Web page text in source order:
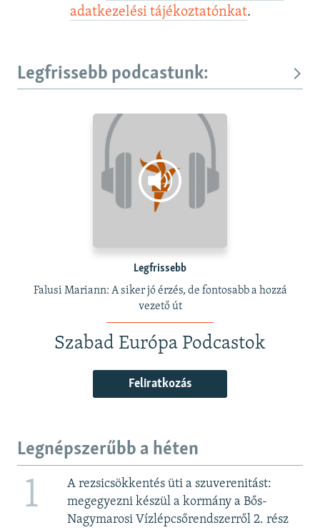
adatkezelési tájékoztatónkat.
Legfrissebb podcastunk:
Legfrissebb
Falusi Mariann: A siker jó érzés, de fontosabb a hozzá
vezető út
Szabad Európa Podcastok
Feliratkozás
Legnépszerűbb a héten
1
A rezsicsökkentés üti a szuverenitást:
megegyezni készül a kormány a Bős-
Nagymarosi Vízlépcsőrendszerről 2. rész